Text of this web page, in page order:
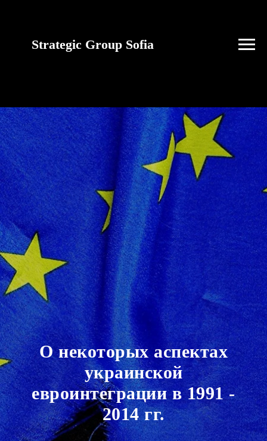
Strategic Group Sofia
О некоторых аспектах
украинской
евроинтеграции в 1991 -
2014 гг.